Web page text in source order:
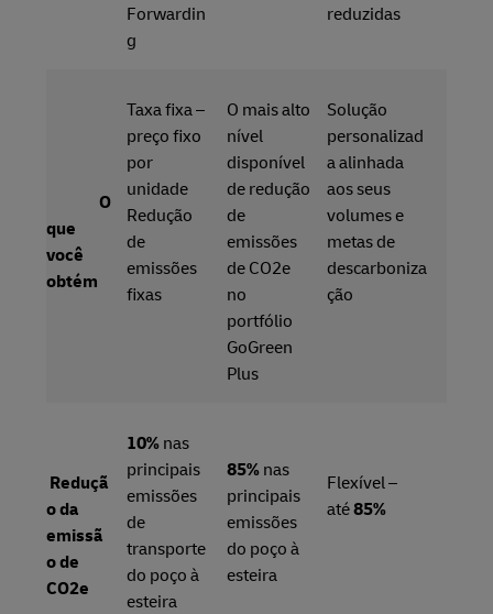
Forwardin
g
reduzidas
O
que
você
obtém
Taxa fixa –
preço fixo
por
unidade
Redução
de
emissões
fixas
O mais alto
nível
disponível
de redução
de
emissões
de CO2e
no
portfólio
GoGreen
Plus
Solução
personalizad
a alinhada
aos seus
volumes e
metas de
descarboniza
ção
Reduçã
o da
emissã
o de
CO2e
10% nas
principais
emissões
de
transporte
do poço à
esteira
85% nas
principais
emissões
do poço à
esteira
Flexível –
até85%